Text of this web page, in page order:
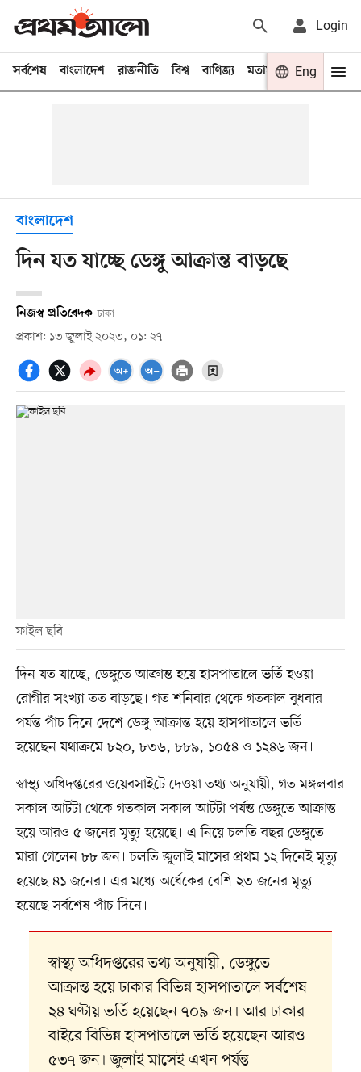
Login
সর্বশেষ বাংলাদেশ রাজনীতি বিশ্ব বাণিজ্য মতামত খেলা
Eng
বাংলাদেশ
দিন যত যাচ্ছে ডেঙ্গু আক্রান্ত বাড়ছে
নিজস্ব প্রতিবেদক ঢাকা
প্রকাশ: ১৩ জুলাই ২০২৩, ০১: ২৭
ফাইল ছবি
দিন যত যাচ্ছে, ডেঙ্গুতে আক্রান্ত হয়ে হাসপাতালে ভর্তি হওয়া
রোগীর সংখ্যা তত বাড়ছে। গত শনিবার থেকে গতকাল বুধবার
পর্যন্ত পাঁচ দিনে দেশে ডেঙ্গু আক্রান্ত হয়ে হাসপাতালে ভর্তি
হয়েছেন যথাক্রমে ৮২০, ৮৩৬, ৮৮৯, ১০৫৪ ও ১২৪৬ জন।
স্বাস্থ্য অধিদপ্তরের ওয়েবসাইটে দেওয়া তথ্য অনুযায়ী, গত মঙ্গলবার
সকাল আটটা থেকে গতকাল সকাল আটটা পর্যন্ত ডেঙ্গুতে আক্রান্ত
হয়ে আরও ৫ জনের মৃত্যু হয়েছে। এ নিয়ে চলতি বছর ডেঙ্গুতে
মারা গেলেন ৮৮ জন। চলতি জুলাই মাসের প্রথম ১২ দিনেই মৃত্যু
হয়েছে ৪১ জনের। এর মধ্যে অর্ধেকের বেশি ২৩ জনের মৃত্যু
হয়েছে সর্বশেষ পাঁচ দিনে।
স্বাস্থ্য অধিদপ্তরের তথ্য অনুযায়ী, ডেঙ্গুতে
আক্রান্ত হয়ে ঢাকার বিভিন্ন হাসপাতালে সর্বশেষ
২৪ ঘণ্টায় ভর্তি হয়েছেন ৭০৯ জন। আর ঢাকার
বাইরে বিভিন্ন হাসপাতালে ভর্তি হয়েছেন আরও
৫৩৭ জন। জুলাই মাসেই এখন পর্যন্ত